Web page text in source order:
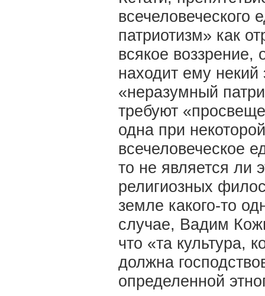
всечеловеческого
патриотизм» как
всякое воззрение,
находит ему
«неразумный
требуют
одна при
всечеловеческое
то не является ли
религиозных
земле какого-то
случае, Вадим
что «та культура,
должна
определенной